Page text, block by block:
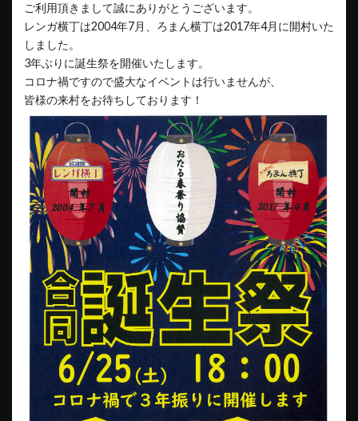
ご利用頂きまして誠にありがとうございます。
レンガ横丁は2004年7月、ろまん横丁は2017年4月に開村いた
しました。
3年ぶりに誕生祭を開催いたします。
コロナ禍ですので盛大なイベントは行いませんが、
皆様の来村をお待ちしております！